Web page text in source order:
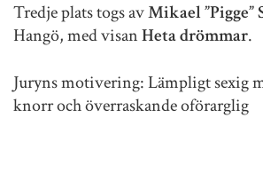
Tredje plats togs avMikael ”Pigge”
Hangö, med visanHeta drömmar.
Juryns motivering: Lämpligt sexig
knorr och överraskande oförarglig